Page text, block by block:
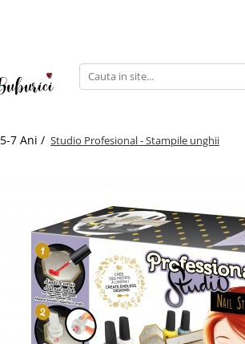
5-7 Ani / Studio Profesional - Stampile unghii